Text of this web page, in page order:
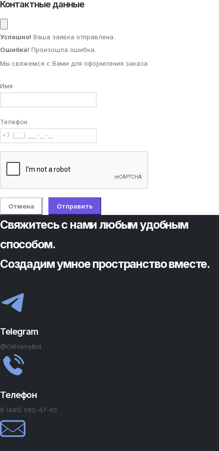
Контактные данные
Успешно! Ваша заявка отправлена.
Ошибка! Произошла ошибка.
Мы свяжемся с Вами для оформления заказа
Имя
Телефон
Отмена Отправить
Свяжитесь с нами любым удобным
способом.
Создадим умное пространство вместе.
Telegram
@OKHarryBot
Телефон
8 (495) 085-47-45